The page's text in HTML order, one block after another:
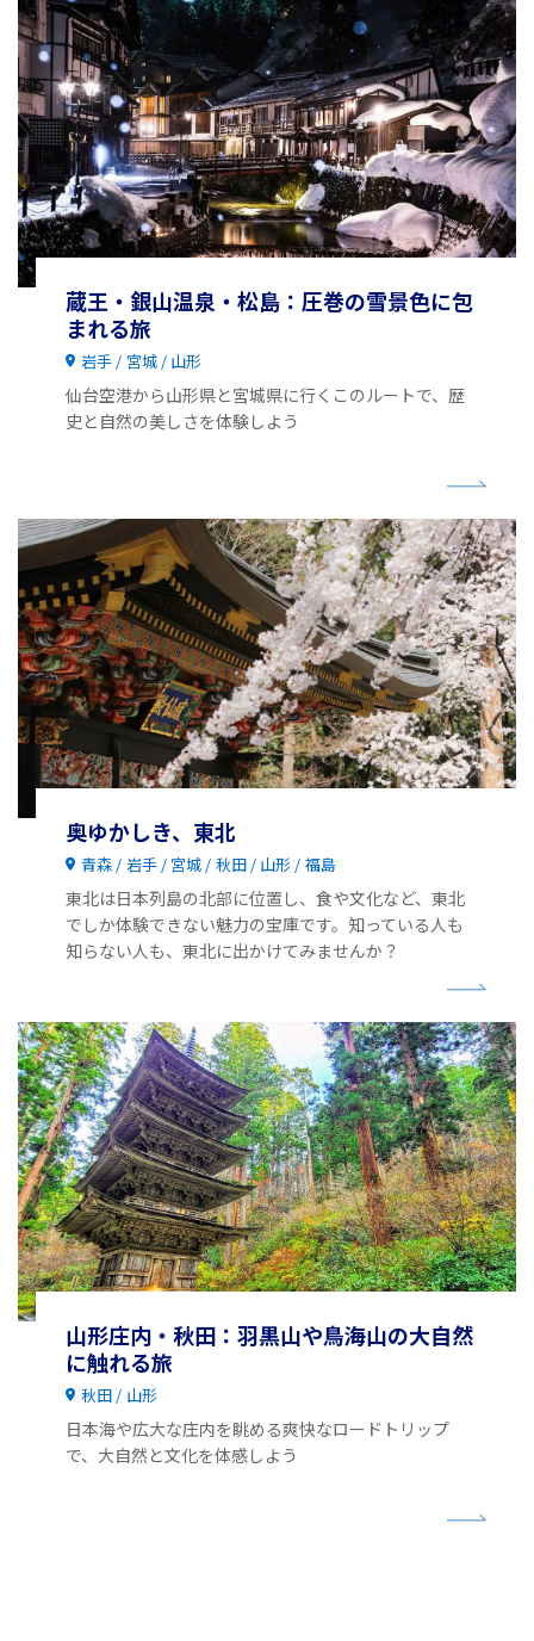
蔵王・銀山温泉・松島：圧巻の雪景色に包
まれる旅
岩手 宮城 山形
仙台空港から山形県と宮城県に行くこのルートで、歴
史と自然の美しさを体験しよう
奥ゆかしき、東北
青森 岩手 宮城 秋田 山形 福島
東北は日本列島の北部に位置し、食や文化など、東北
でしか体験できない魅力の宝庫です。知っている人も
知らない人も、東北に出かけてみませんか？
山形庄内・秋田：羽黒山や鳥海山の大自然
に触れる旅
秋田 山形
日本海や広大な庄内を眺める爽快なロードトリップ
で、大自然と文化を体感しよう